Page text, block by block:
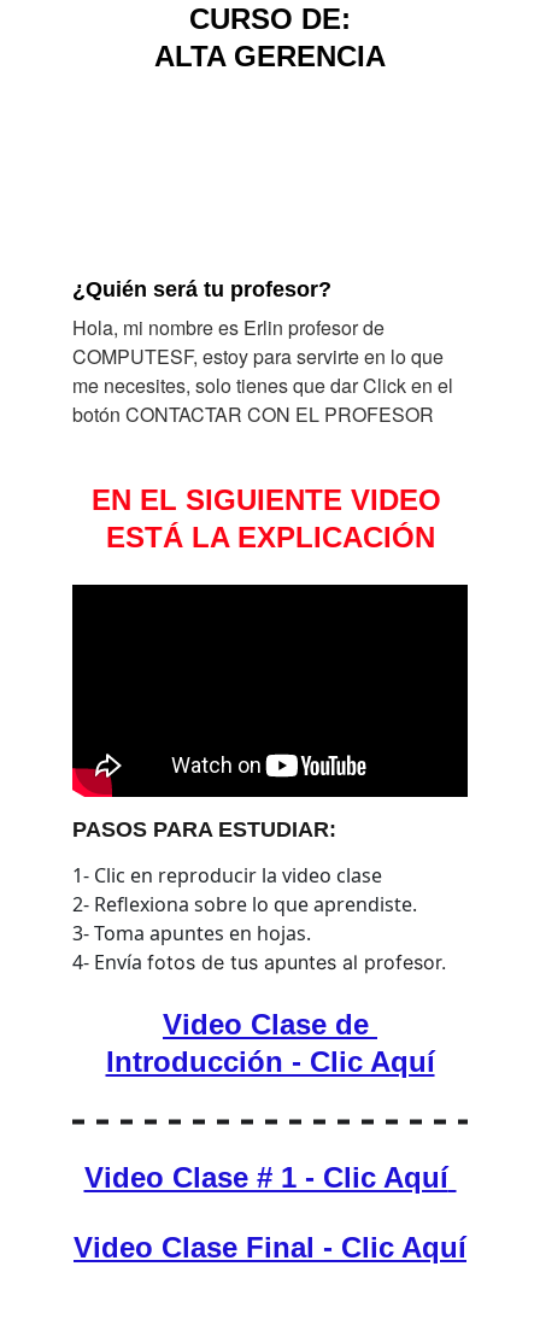
¿Quién será tu profesor?
Hola, mi nombre es Erlin profesor de
COMPUTESF, estoy para servirte en lo que
me necesites, solo tienes que dar Click en el
botón CONTACTAR CON EL PROFESOR
CURSO DE:
ALTA GERENCIA
EN EL SIGUIENTE VIDEO
ESTÁ LA EXPLICACIÓN
PASOS PARA ESTUDIAR:
1- Clic en reproducir la video clase
2- Reflexiona sobre lo que aprendiste.
3- Toma apuntes en hojas.
4- Envía fotos de tus apuntes al profesor.
Video Clase de
Introducción - Clic Aquí
Video Clase # 1 - Clic Aquí
Video Clase Final - Clic Aquí